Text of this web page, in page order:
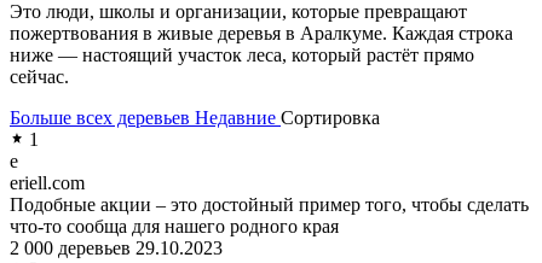
Это люди, школы и организации, которые превращают
пожертвования в живые деревья в Аралкуме. Каждая строка
ниже — настоящий участок леса, который растёт прямо
сейчас.
Больше всех деревьев Недавние Сортировка
1
e
eriell.com
Подобные акции – это достойный пример того, чтобы сделать
что-то сообща для нашего родного края
2 000 деревьев 29.10.2023